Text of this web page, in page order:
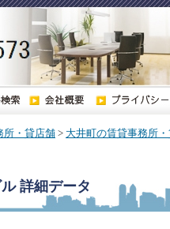
所・貸店舗 > 大井町の賃貸事務所
詳細データ